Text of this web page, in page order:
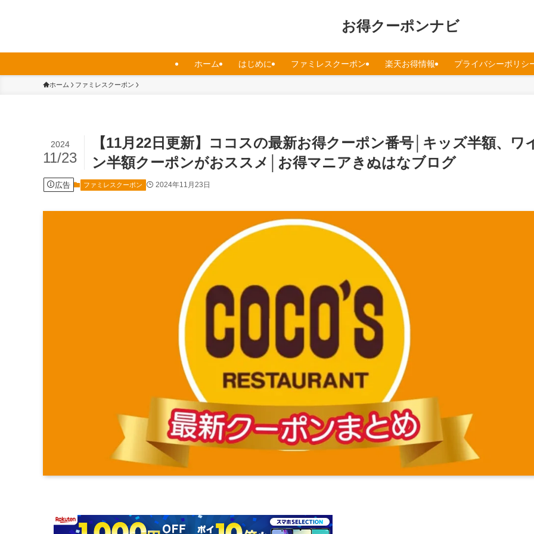
お得クーポンナビ
ホーム はじめに ファミレスクーポン 楽天お得情報 プライバシーポリシ
ホーム ファミレスクーポン
【11月22日更新】ココスの最新お得クーポン番号│キッズ半額、ワ
ン半額クーポンがおススメ│お得マニアきぬはなブログ
2024
11/23
広告 ファミレスクーポン 2024年11月23日